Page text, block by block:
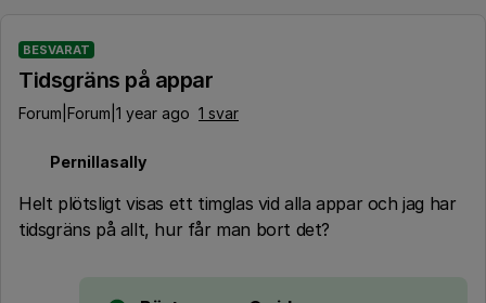
BESVARAT
Tidsgräns på appar
Forum|Forum|1 year ago 1 svar
Pernillasally
Helt plötsligt visas ett timglas vid alla appar och jag har
tidsgräns på allt, hur får man bort det?